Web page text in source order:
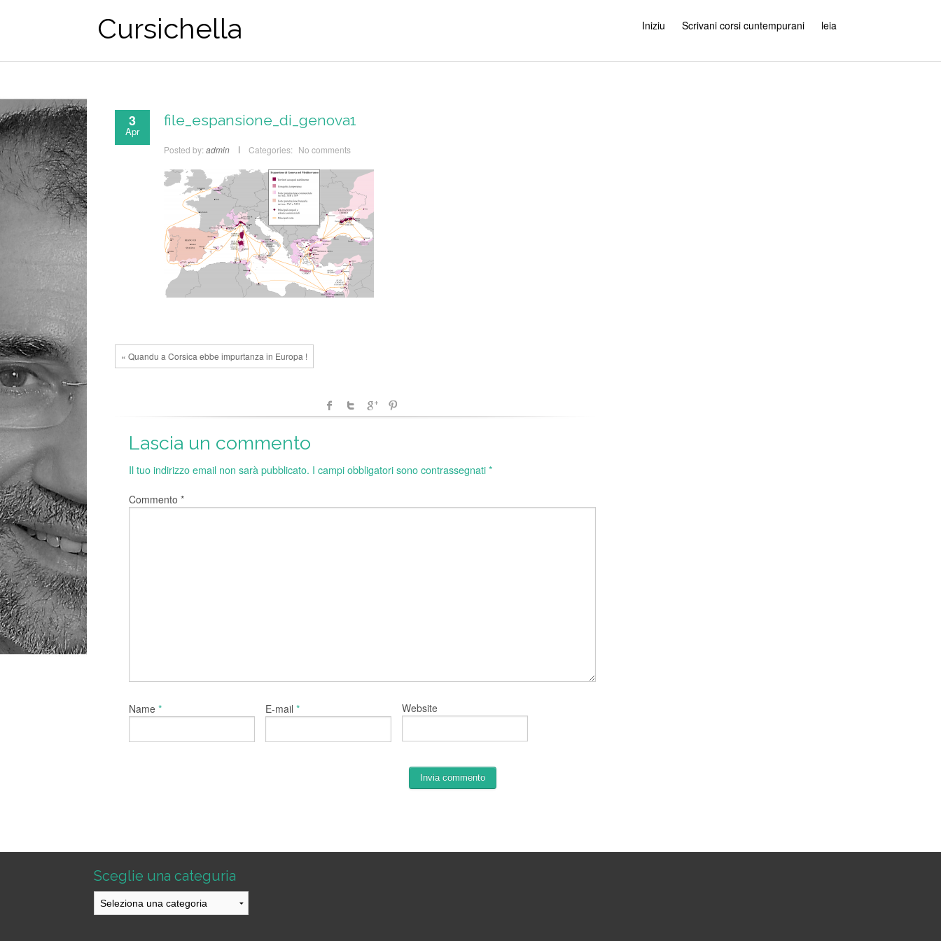
Cursichella Iniziu Scrivani corsi cuntempurani leia
3
Apr
file_espansione_di_genova1
Posted by: admin Categories: No comments
« Quandu a Corsica ebbe impurtanza in Europa !
Lascia un commento
Il tuo indirizzo email non sarà pubblicato. I campi obbligatori sono contrassegnati*
Commento *
Name * E-mail * Website
Sceglie una categuria
Sceglie
una